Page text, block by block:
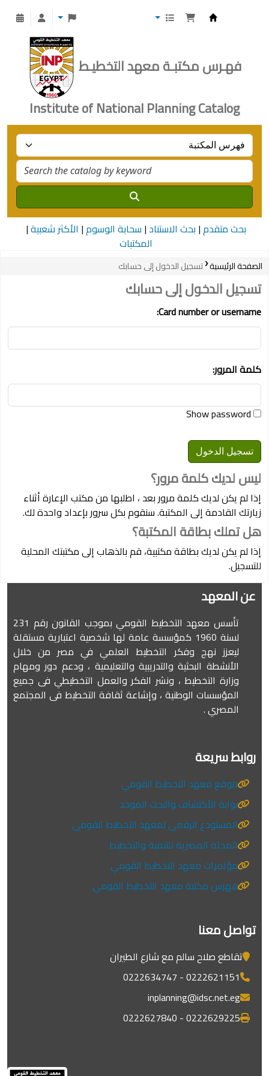
فهـرس مكتبـة معهد التخطيـط
Institute of National Planning Catalog
بحث متقدم بحث الاستناد سحابة الوسوم الأكثر شعبية
المكتبات
الصفحة الرئيسية تسجيل الدخول إلى حسابك
تسجيل الدخول إلى حسابك
Card number or username:
كلمة المرور:
ليس لديك كلمة مرور؟
إذا لم يكن لديك كلمة مرور بعد ، اطلبها من مكتب الإعارة أثناء
زيارتك القادمة إلى المكتبة. سنقوم بكل سرور بإعداد واحدة لك.
هل تملك بطاقة المكتبة؟
إذا لم يكن لديك بطاقة مكتبية، قم بالذهاب إلى مكتبتك المحلية
للتسجيل.
عن المعهد
تأسس معهد التخطيط القومي بموجب القانون رقم 231
لسنة 1960 كمؤسسة عامة لها شخصية اعتبارية مستقلة
ليعزز نهج وفكر التخطيط العلمي في مصر من خلال
الأنشطة البحثية والتدريبية والتعليمية ، ودعم دور ومهام
وزارة التخطيط ، ونشر الفكر والعمل التخطيطي فى جميع
المؤسسات الوطنية ، وإشاعة ثقافة التخطيط فى المجتمع
المصري .
روابط سريعة
موقع معهد التخطيط القومي
بوابة الأكتشاف والبحث الموحد
المستودع الرقمي لمعهد التخطيط القومي
المجلة المصرية للتنمية والتخطيط
مؤتمرات معهد التخطيط القومي
فهرس مكتبة معهد التخطيط القومي
تواصل معنا
تقاطع صلاح سالم مع شارع الطيران
0222621151 - 0222634747
inplanning@idsc.net.eg
0222629225 - 0222627840